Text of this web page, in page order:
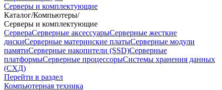
Серверы и комплектующие
Каталог/Компьютеры/
Серверы и комплектующие
СервераСерверные аксессуарыСерверные жесткие
дискиСерверные материнские платыСерверные модули
памятиСерверные накопители (SSD)Серверные
платформыСерверные процессорыСистемы хранения данных
(СХД)
Перейти в раздел
Компьютерная техника